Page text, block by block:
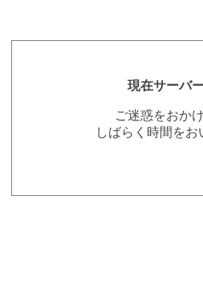
現在サーバ
ご迷惑をおか
しばらく時間を